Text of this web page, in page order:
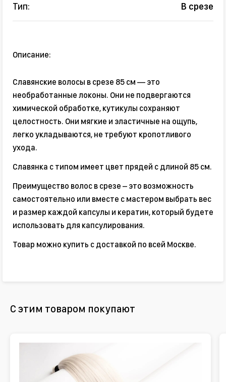
Тип: В срезе
Описание:
Славянские волосы в срезе 85 см — это
необработанные локоны. Они не подвергаются
химической обработке, кутикулы сохраняют
целостность. Они мягкие и эластичные на ощупь,
легко укладываются, не требуют кропотливого
ухода.
Славянка с типом имеет цвет прядей с длиной 85 см.
Преимущество волос в срезе – это возможность
самостоятельно или вместе с мастером выбрать вес
и размер каждой капсулы и кератин, который будете
использовать для капсулирования.
Товар можно купить с доставкой по всей Москве.
С этим товаром покупают